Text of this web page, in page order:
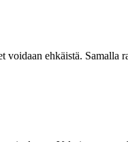
ehkäistä. Samalla